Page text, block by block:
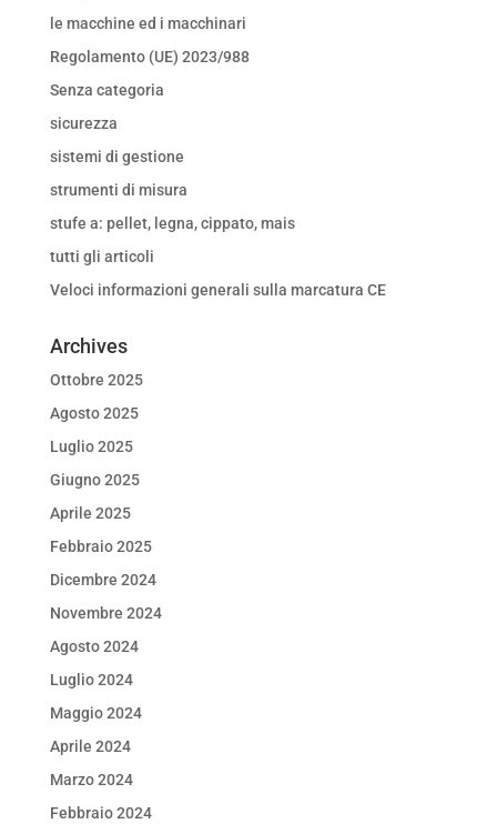
le macchine ed i macchinari
Regolamento (UE) 2023/988
Senza categoria
sicurezza
sistemi di gestione
strumenti di misura
stufe a: pellet, legna, cippato, mais
tutti gli articoli
Veloci informazioni generali sulla marcatura CE
Archives
Ottobre 2025
Agosto 2025
Luglio 2025
Giugno 2025
Aprile 2025
Febbraio 2025
Dicembre 2024
Novembre 2024
Agosto 2024
Luglio 2024
Maggio 2024
Aprile 2024
Marzo 2024
Febbraio 2024